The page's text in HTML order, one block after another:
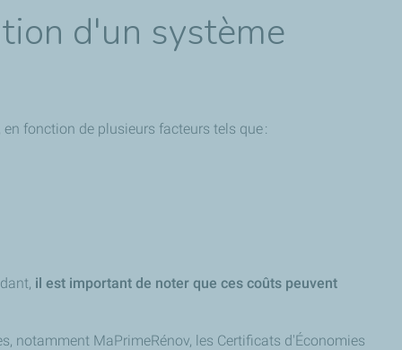
d'un système
fonction de plusieurs facteurs tels que :
il est important de noter que ces coûts peuvent
notamment MaPrimeRénov, les Certificats d'Économies